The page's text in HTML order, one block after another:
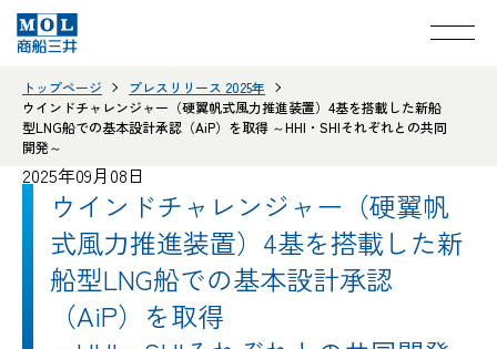
トップページ
プレスリリース 2025年
ウインドチャレンジャー（硬翼帆式風力推進装置）4基を搭載した新船
型LNG船での基本設計承認（AiP）を取得 ～HHI・SHIそれぞれとの共同
開発～
2025年09月08日
ウインドチャレンジャー（硬翼帆
式風力推進装置）4基を搭載した新
船型LNG船での基本設計承認
（AiP）を取得